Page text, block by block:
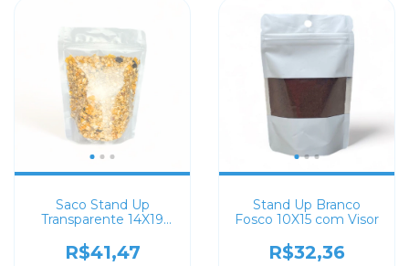
Saco Stand Up
Transparente 14X19
R$41,47
Stand Up Branco
Fosco 10X15 com Visor
R$32,36